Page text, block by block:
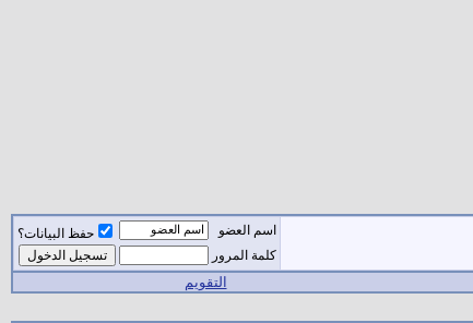
اسم العضو
حفظ البيانات؟
كلمة المرور
التقويم